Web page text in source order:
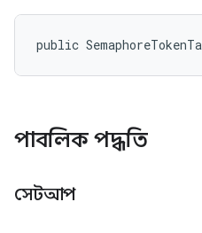
public
পাবলিক পদ্ধতি
সেটআপ